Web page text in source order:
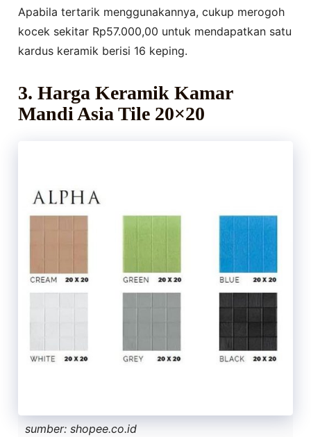
Apabila tertarik menggunakannya, cukup merogoh
kocek sekitar Rp57.000,00 untuk mendapatkan satu
kardus keramik berisi 16 keping.
3. Harga Keramik Kamar
Mandi Asia Tile 20×20
sumber: shopee.co.id